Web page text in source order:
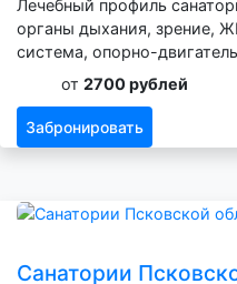
Лечебный профиль
органы дыхания, зрение,
система, опорно-
от 2700 рублей
Забронировать
Санатории